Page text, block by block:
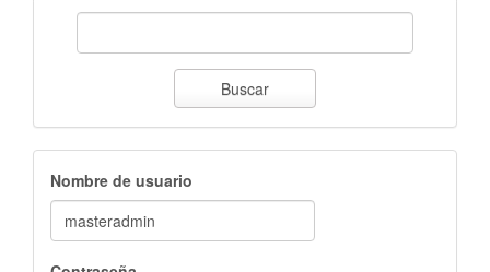
Buscar
Nombre de usuario